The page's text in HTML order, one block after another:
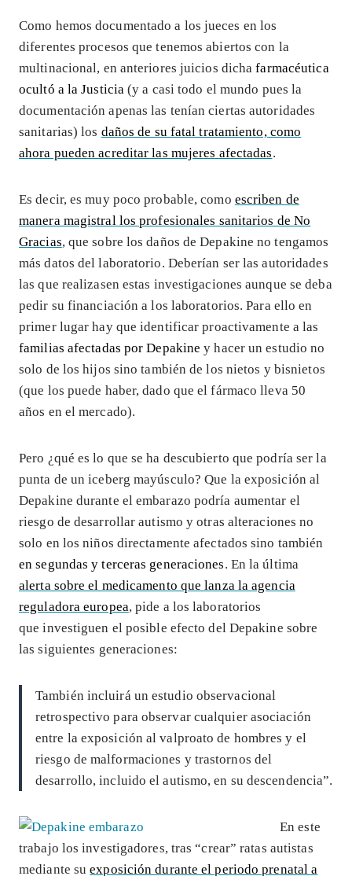
Como hemos documentado a los jueces en los
diferentes procesos que tenemos abiertos con la
multinacional, en anteriores juicios dichafarmacéutica
ocultó a la Justicia (y a casi todo el mundo pues la
documentación apenas las tenían ciertas autoridades
sanitarias) los daños de su fatal tratamiento, como
ahora pueden acreditar las mujeres afectadas.
Es decir, es muy poco probable, como escriben de
manera magistral los profesionales sanitarios de No
Gracias, que sobre los daños de Depakine no tengamos
más datos del laboratorio. Deberían ser las autoridades
las que realizasen estas investigaciones aunque se deba
pedir su financiación a los laboratorios. Para ello en
primer lugar hay que identificar proactivamente a las
familias afectadas por Depakine y hacer un estudio no
solo de los hijos sino también de los nietos y bisnietos
(que los puede haber, dado que el fármaco lleva 50
años en el mercado).
Pero ¿qué es lo que se ha descubierto que podría ser la
punta de un iceberg mayúsculo? Que la exposición al
Depakine durante el embarazo podría aumentar el
riesgo de desarrollar autismo y otras alteraciones no
solo en los niños directamente afectados sino también
en segundas y terceras generaciones. En la última
alerta sobre el medicamento que lanza la agencia
reguladora europea, pide a los laboratorios
que investiguen el posible efecto del Depakine sobre
las siguientes generaciones:
También incluirá un estudio observacional
retrospectivo para observar cualquier asociación
entre la exposición al valproato de hombres y el
riesgo de malformaciones y trastornos del
desarrollo, incluido el autismo, en su descendencia”.
En este
trabajo los investigadores, tras “crear” ratas autistas
mediante suexposición durante el periodo prenatal a